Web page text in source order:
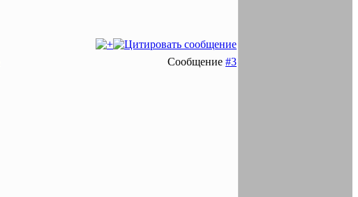
Сообщение #3